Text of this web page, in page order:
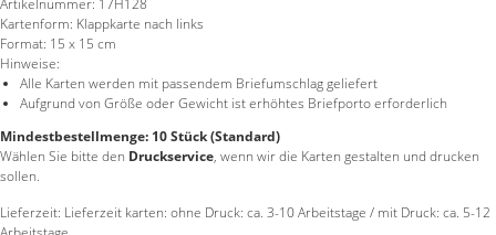
Artikelnummer: 17H128
Kartenform: Klappkarte nach links
Format: 15 x 15 cm
Hinweise:
Alle Karten werden mit passendem Briefumschlag geliefert
Aufgrund von Größe oder Gewicht ist erhöhtes Briefporto erforderlich
Mindestbestellmenge: 10 Stück (Standard)
Wählen Sie bitte den Druckservice, wenn wir die Karten gestalten und drucken
sollen.
Lieferzeit: Lieferzeit karten: ohne Druck: ca. 3-10 Arbeitstage / mit Druck: ca. 5-12